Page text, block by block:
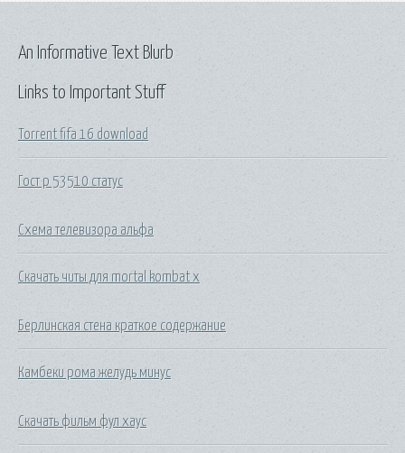
Links to Important Stuff
Torrent fifa 16 download
Гост р 53510 статус
Схема телевизора альфа
Скачать читы для mortal kombat x
Берлинская стена краткое содержание
Камбеки рома желудь минус
Скачать фильм фул хаус
An Informative Text Blurb